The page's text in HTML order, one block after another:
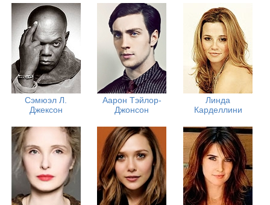
Сэмюэл Л.
Джексон
Аарон Тэйлор-
Джонсон
Линда
Карделлини